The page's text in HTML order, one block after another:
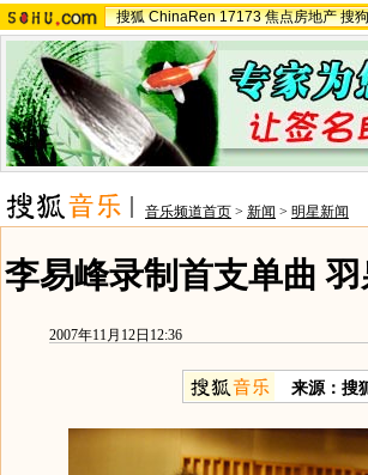
搜狐 ChinaRen 17173 焦点房地产 搜狗
音乐频道首页 > 新闻 > 明星新闻
李易峰录制首支单曲
2007年11月12日12:36
来源：搜